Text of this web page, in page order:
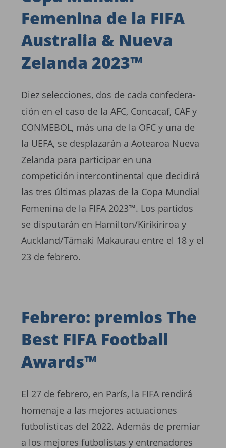
Femenina de la FIFA
Australia & Nueva
Zelanda 2023™
Diez selecciones, dos de cada confedera-
ción en el caso de la AFC, Concacaf, CAF y
CONMEBOL, más una de la OFC y una de
la UEFA, se desplazarán a Aotearoa Nueva
Zelanda para participar en una
competición intercontinental que decidirá
las tres últimas plazas de la Copa Mundial
Femenina de la FIFA 2023™. Los partidos
se disputarán en Hamilton/Kirikiriroa y
Auckland/Tāmaki Makaurau entre el 18 y el
23 de febrero.
Febrero: premios The
Best FIFA Football
Awards™
El 27 de febrero, en París, la FIFA rendirá
homenaje a las mejores actuaciones
futbolísticas del 2022. Además de premiar
a los mejores futbolistas y entrenadores